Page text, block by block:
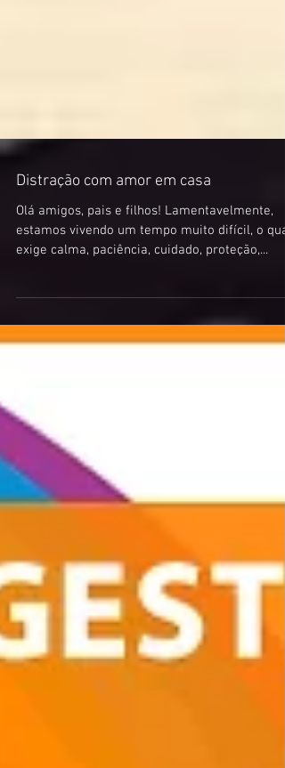
Distração com amor em casa
Olá amigos, pais e filhos! Lamentavelmente,
exige calma, paciência, cuidado, proteção,...